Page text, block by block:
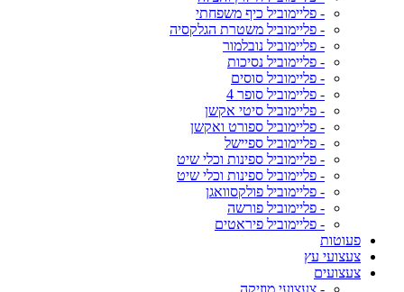
- פליימוביל כיף משפחתי
- פליימוביל משטרת הגלקסיה
- פליימוביל נובלמור
- פליימוביל נסיכות
- פליימוביל סוסים
- פליימוביל סופר 4
- פליימוביל סיטי אקשן
- פליימוביל ספורט ואקשן
- פליימוביל ספיישל
- פליימוביל ספינות וכלי שיט
- פליימוביל ספינות וכלי שיט
- פליימוביל פולקסוואגן
- פליימוביל פורשה
- פליימוביל פיראטים
פעוטות
צעצועי עץ
צעצועים
- צעצועי מוזיקה